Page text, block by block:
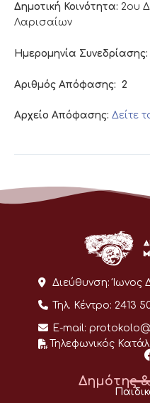
Δημοτική Κοινότητα: 2ου
Λαρισαίων
Ημερομηνία Συνεδρίασης:
Αριθμός Απόφασης: 2
Αρχείο Απόφασης: Δείτε
Διεύθυνση: Ίωνος
Τηλ. Κέντρο: 2413
E-mail:
Τηλεφωνικός
Δημότης